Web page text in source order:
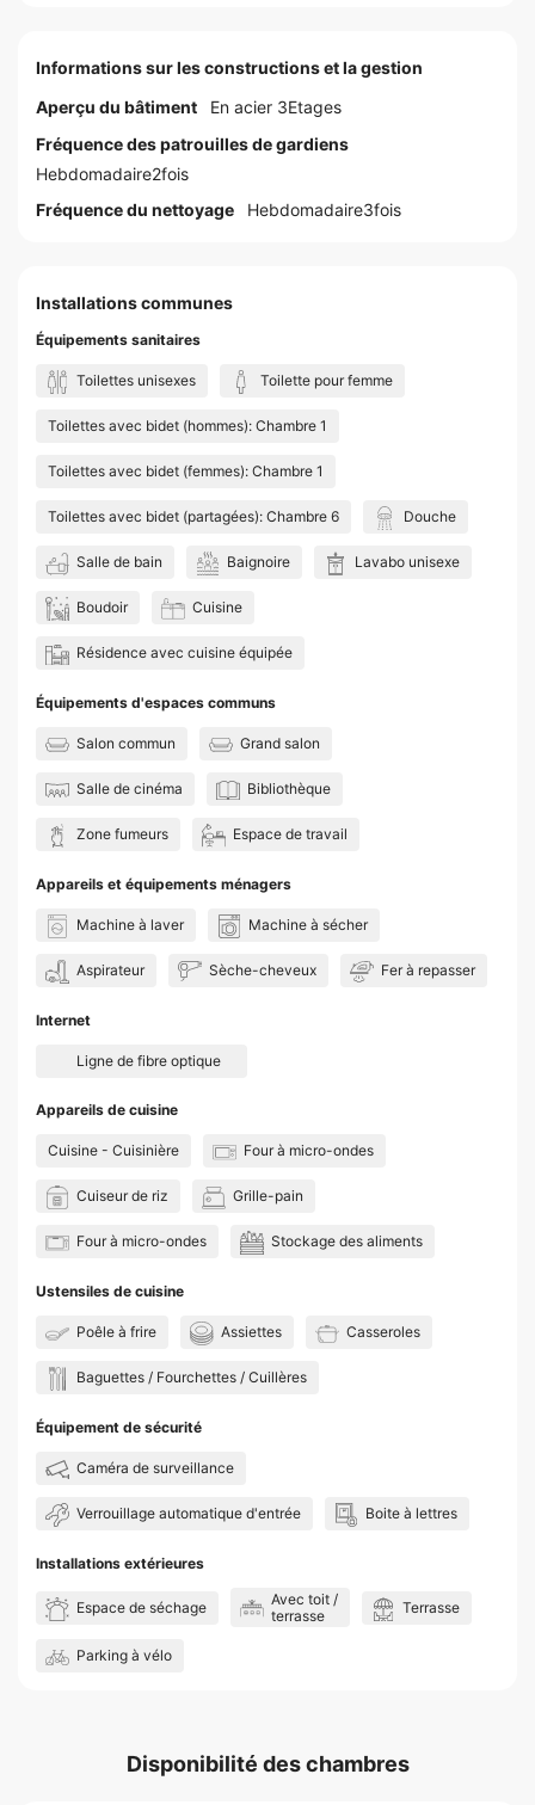
Informations sur les constructions et la gestion
Aperçu du bâtiment
En acier 3Etages
Fréquence des patrouilles de gardiens
Hebdomadaire2fois
Fréquence du nettoyage
Hebdomadaire3fois
Installations communes
Équipements sanitaires
Toilettes unisexes Toilette pour femme
Toilettes avec bidet (hommes): Chambre 1
Toilettes avec bidet (femmes): Chambre 1
Toilettes avec bidet (partagées): Chambre 6 Douche
Salle de bain Baignoire Lavabo unisexe
Boudoir Cuisine
Résidence avec cuisine équipée
Équipements d'espaces communs
Salon commun Grand salon
Salle de cinéma Bibliothèque
Zone fumeurs Espace de travail
Appareils et équipements ménagers
Machine à laver Machine à sécher
Aspirateur Sèche-cheveux Fer à repasser
Internet
Ligne de fibre optique
Appareils de cuisine
Cuisine - Cuisinière Four à micro-ondes
Cuiseur de riz Grille-pain
Four à micro-ondes Stockage des aliments
Ustensiles de cuisine
Poêle à frire Assiettes Casseroles
Baguettes / Fourchettes / Cuillères
Équipement de sécurité
Caméra de surveillance
Verrouillage automatique d'entrée Boite à lettres
Installations extérieures
Espace de séchage
Avec toit /
terrasse
Terrasse
Parking à vélo
Disponibilité des chambres